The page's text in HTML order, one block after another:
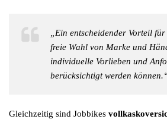
„Ein entscheidender Vorteil
freie Wahl von Marke und
individuelle Vorlieben und
berücksichtigt werden
Gleichzeitig sind Jobbikes